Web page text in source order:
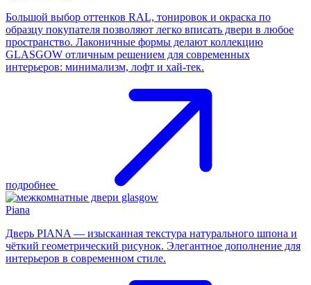
Большой выбор оттенков RAL, тонировок и окраска по
образцу покупателя позволяют легко вписать двери в любое
пространство. Лаконичные формы делают коллекцию
GLASGOW отличным решением для современных
интерьеров: минимализм, лофт и хай-тек.
подробнее
Piana
Дверь PIANA — изысканная текстура натурального шпона и
чёткий геометрический рисунок. Элегантное дополнение для
интерьеров в современном стиле.